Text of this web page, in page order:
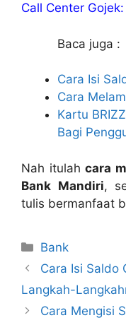
Call Center
Baca juga :
Cara Isi
Cara
Kartu
Bagi
Nah itulahcara
Bank Mandiri,
tulis bermanfaat
Categories
Bank
Cara Isi Saldo
Langkah-
Cara Mengisi